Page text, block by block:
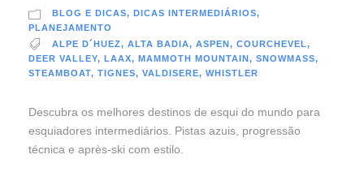
BLOG E DICAS, DICAS INTERMEDIÁRIOS,
PLANEJAMENTO
ALPE D´HUEZ, ALTA BADIA, ASPEN , COURCHEVEL,
DEER VALLEY, LAAX, MAMMOTH MOUNTAIN , SNOWMASS,
STEAMBOAT, TIGNES, VALDISERE, WHISTLER
Descubra os melhores destinos de esqui do mundo para
esquiadores intermediários. Pistas azuis, progressão
técnica e après-ski com estilo.